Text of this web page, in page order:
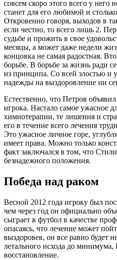
совсем скоро этого всего у него
станет для его любимой и
Откровенно говоря, выходов в
если честно, то всего лишь 2.
судьбе и прожить в свое
месяцы, а может даже недели
концовка не самая радостная.
борьбе. В борьбе за жизнь ради
из принципа. Со всей злостью и
надежды на выздоровление ни
Естественно, что Петров
игрока. Настало самое ужасное
химиотерапии, те лишения и
его в течение всего лечения
Это ужасное личное горе,
имеет права. Можно только
факт заключался в том, что
безнадежного положения.
Победа над раком
Весной 2012 года игроку был
чем через год он официально
сыграет в футбол в качестве
опасаясь, что лечение может
выздоровев, он все равно будет
летального исхода до
восстановление.